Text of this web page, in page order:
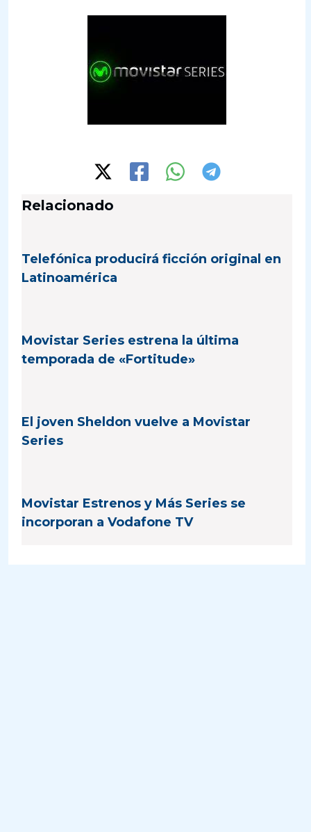
Relacionado
Telefónica producirá ficción original en
Latinoamérica
Movistar Series estrena la última
temporada de «Fortitude»
El joven Sheldon vuelve a Movistar
Series
Movistar Estrenos y Más Series se
incorporan a Vodafone TV